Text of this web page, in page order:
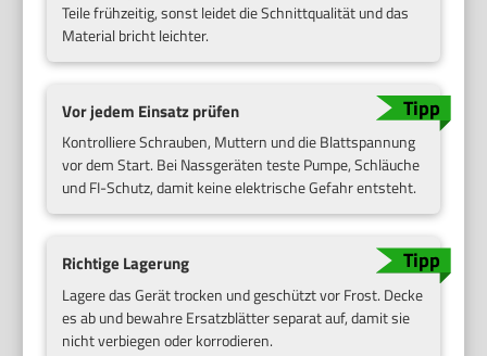
Teile frühzeitig, sonst leidet die Schnittqualität und das
Material bricht leichter.
Vor jedem Einsatz prüfen
Kontrolliere Schrauben, Muttern und die Blattspannung
vor dem Start. Bei Nassgeräten teste Pumpe, Schläuche
und FI-Schutz, damit keine elektrische Gefahr entsteht.
Richtige Lagerung
Lagere das Gerät trocken und geschützt vor Frost. Decke
es ab und bewahre Ersatzblätter separat auf, damit sie
nicht verbiegen oder korrodieren.